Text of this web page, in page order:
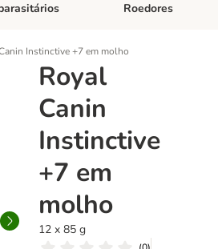
de categoria: Dieta Vet.Abrir menu de
Roedores
Instinctive +7 em molho
Royal
Canin
Instinctive
+7 em
molho
12 x 85 g